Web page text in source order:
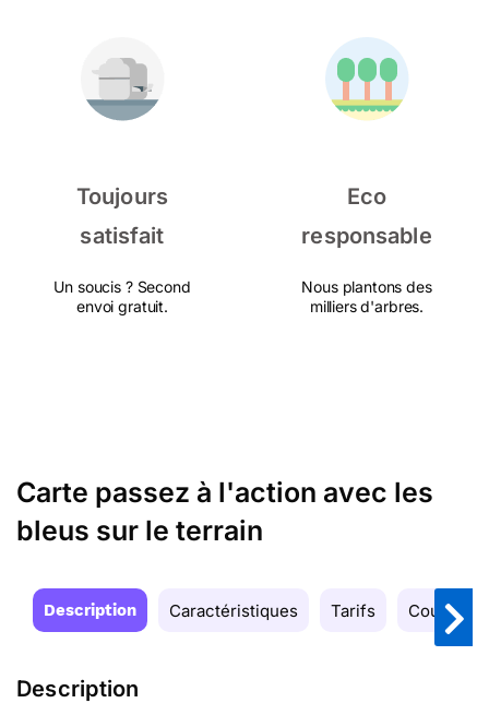
Toujours
satisfait
Un soucis ? Second
envoi gratuit.
Eco
responsable
Nous plantons des
milliers d'arbres.
Carte passez à l'action avec les
bleus sur le terrain
Description Caractéristiques Tarifs Couleurs
Description